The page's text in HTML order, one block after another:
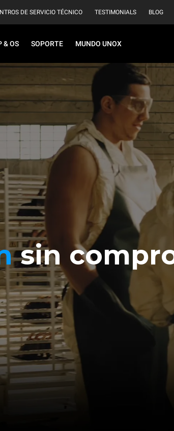
DE SERVICIO TÉCNICO TESTIMONIALS BLOG
& OS SOPORTE MUNDO UNOX
sin